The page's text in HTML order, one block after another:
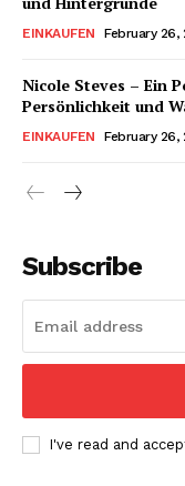
EINKAUFEN February 26,
Nicole Steves – Ein
Persönlichkeit und
EINKAUFEN February 26,
Subscribe
I've read and